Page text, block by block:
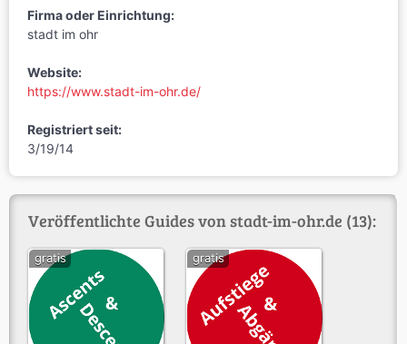
Firma oder Einrichtung:
stadt im ohr
Website:
https://www.stadt-im-ohr.de/
Registriert seit:
3/19/14
Veröffentlichte Guides von stadt-im-ohr.de (13):
gratis gratis